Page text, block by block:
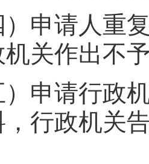
请人重复
关作出不
请行政机
行政机关